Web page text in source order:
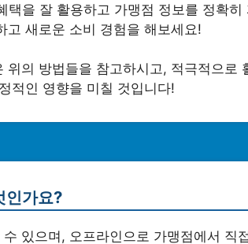
택을 잘 활용하고 가맹점 정보를 정확히
고 새로운 소비 경험을 해보세요!
의 방법들을 참고하시고, 적극적으로
적인 영향을 미칠 것입니다!
인가요?
있으며, 오프라인으로 가맹점에서 직